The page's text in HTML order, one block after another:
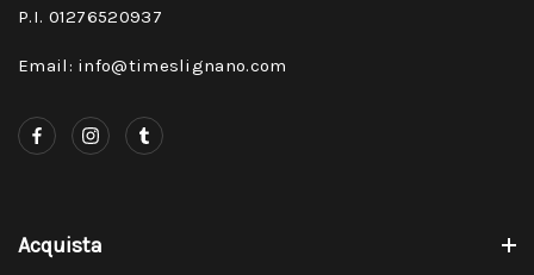
P.I. 01276520937
Email: info@timeslignano.com
Acquista